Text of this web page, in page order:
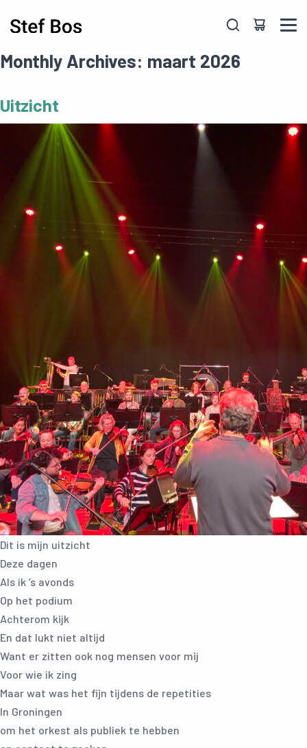
Monthly Archives: maart 2026
Uitzicht
Dit is mijn uitzicht
Deze dagen
Als ik ’s avonds
Op het podium
Achterom kijk
En dat lukt niet altijd
Want er zitten ook nog mensen voor mij
Voor wie ik zing
Maar wat was het fijn tijdens de repetities
In Groningen
om het orkest als publiek te hebben